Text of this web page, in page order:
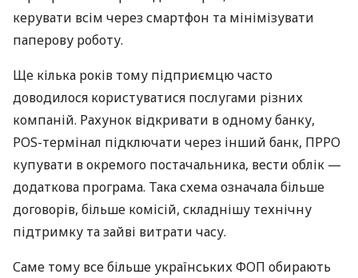
керувати всім через смартфон та мінімізувати
паперову роботу.
Ще кілька років тому підприємцю часто
доводилося користуватися послугами різних
компаній. Рахунок відкривати в одному банку,
POS-термінал підключати через інший банк, ПРРО
купувати в окремого постачальника, вести облік —
додаткова програма. Така схема означала більше
договорів, більше комісій, складнішу технічну
підтримку та зайві витрати часу.
Саме тому все більше українських ФОП обирають